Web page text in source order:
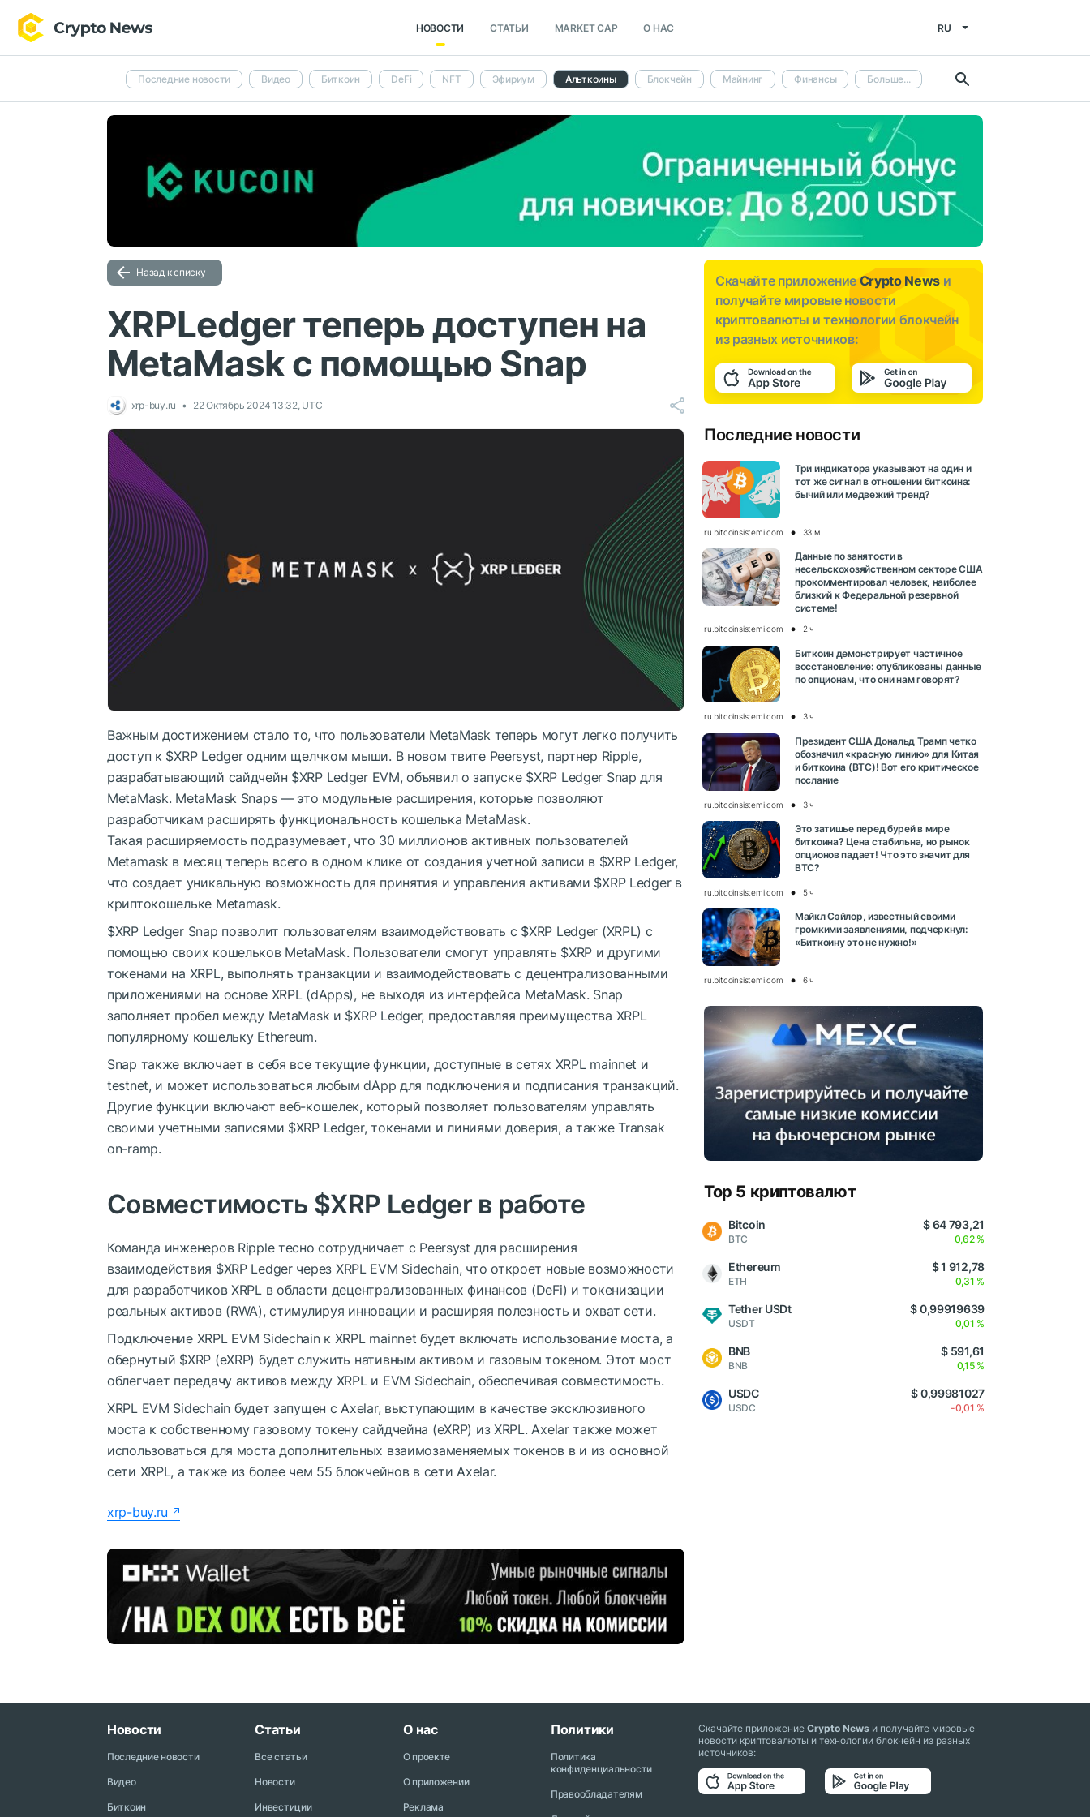
НОВОСТИ СТАТЬИ MARKET CAP О НАС RU
Последние новости Видео Биткоин DeFi NFT Эфириум Альткоины Блокчейн Майнинг Финансы Больше...
Назад к списку
XRPLedger теперь доступен на
MetaMask с помощью Snap
xrp-buy.ru 22 Октябрь 2024 13:32, UTC
Важным достижением стало то, что пользователи MetaMask теперь могут легко получить
доступ к $XRPLedger одним щелчком мыши. В новом твите Peersyst, партнер Ripple,
разрабатывающий сайдчейн $XRPLedger EVM, объявил о запуске $XRP Ledger Snap для
MetaMask. MetaMask Snaps — это модульные расширения, которые позволяют
разработчикам расширять функциональность кошелька MetaMask.
Такая расширяемость подразумевает, что 30 миллионов активных пользователей
Metamask в месяц теперь всего в одном клике от создания учетной записи в $XRPLedger,
что создает уникальную возможность для принятия и управления активами $XRPLedger в
криптокошельке Metamask.
$XRPLedger Snap позволит пользователям взаимодействовать с $XRP Ledger (XRPL) с
помощью своих кошельков MetaMask. Пользователи смогут управлять $XRPи другими
токенами на XRPL, выполнять транзакции и взаимодействовать с децентрализованными
приложениями на основе XRPL (dApps), не выходя из интерфейса MetaMask. Snap
заполняет пробел между MetaMask и $XRPLedger, предоставляя преимущества XRPL
популярному кошельку Ethereum.
Snap также включает в себя все текущие функции, доступные в сетях XRPL mainnet и
testnet, и может использоваться любым dApp для подключения и подписания транзакций.
Другие функции включают веб-кошелек, который позволяет пользователям управлять
своими учетными записями $XRPLedger, токенами и линиями доверия, а также Transak
on-ramp.
Совместимость $XRP Ledger в работе
Команда инженеров Rippleтесно сотрудничает с Peersyst для расширения
взаимодействия $XRPLedger через XRPL EVM Sidechain, что откроет новые возможности
для разработчиков XRPL в области децентрализованных финансов (DeFi) и токенизации
реальных активов (RWA), стимулируя инновации и расширяя полезность и охват сети.
Подключение XRPL EVM Sidechain к XRPL mainnet будет включать использование моста, а
обернутый $XRP (eXRP) будет служить нативным активом и газовым токеном. Этот мост
облегчает передачу активов между XRPL и EVM Sidechain, обеспечивая совместимость.
XRPL EVM Sidechain будет запущен с Axelar, выступающим в качестве эксклюзивного
моста к собственному газовому токену сайдчейна (eXRP) из XRPL. Axelar также может
использоваться для моста дополнительных взаимозаменяемых токенов в и из основной
сети XRPL, а также из более чем 55 блокчейнов в сети Axelar.
xrp-buy.ru
Скачайте приложениеCrypto News и
получайте мировые новости
криптовалюты и технологии блокчейн
из разных источников:
Последние новости
Три индикатора указывают на один и
тот же сигнал в отношении биткоина:
бычий или медвежий тренд?
ru.bitcoinsistemi.com 33 м
Данные по занятости в
несельскохозяйственном секторе США
прокомментировал человек, наиболее
близкий к Федеральной резервной
системе!
ru.bitcoinsistemi.com 2 ч
Биткоин демонстрирует частичное
восстановление: опубликованы данные
по опционам, что они нам говорят?
ru.bitcoinsistemi.com 3 ч
Президент США Дональд Трамп четко
обозначил «красную линию» для Китая
и биткоина (BTC)! Вот его критическое
послание
ru.bitcoinsistemi.com 3 ч
Это затишье перед бурей в мире
биткоина? Цена стабильна, но рынок
опционов падает! Что это значит для
BTC?
ru.bitcoinsistemi.com 5 ч
Майкл Сэйлор, известный своими
громкими заявлениями, подчеркнул:
«Биткоину это не нужно!»
ru.bitcoinsistemi.com 6 ч
Top 5 криптовалют
Bitcoin
BTC
$ 64 793,21
0,62 %
Ethereum
ETH
$ 1 912,78
0,31 %
Tether USDt
USDT
$ 0,99919639
0,01 %
BNB
BNB
$ 591,61
0,15 %
USDC
USDC
$ 0,99981027
-0,01 %
Новости
Последние новости
Видео
Биткоин
Статьи
Все статьи
Новости
Инвестиции
О нас
О проекте
О приложении
Реклама
Политики
Политика
конфиденциальности
Правообладателям
Скачайте приложениеCrypto News и получайте мировые
новости криптовалюты и технологии блокчейн из разных
источников: